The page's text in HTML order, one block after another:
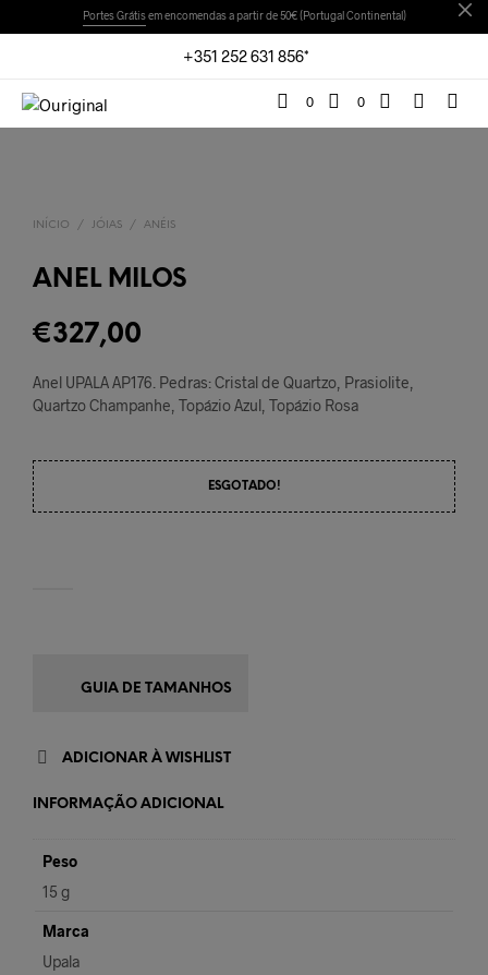
Portes Grátisem encomendas a partir de 50€ (Portugal Continental)
+351 252 631 856*
0 0
INÍCIO / JÓIAS / ANÉIS
ANEL MILOS
€327,00
Anel UPALA AP176. Pedras: Cristal de Quartzo, Prasiolite,
Quartzo Champanhe, Topázio Azul, Topázio Rosa
ESGOTADO!
GUIA DE TAMANHOS
ADICIONAR À WISHLIST
INFORMAÇÃO ADICIONAL
Peso
15 g
Marca
Upala